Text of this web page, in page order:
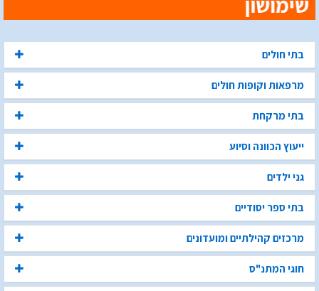
בתי חולים
מרפאות וקופות חולים
בתי מרקחת
ייעוץ הכוונה וסיוע
גני ילדים
בתי ספר יסודיים
מרכזים קהילתיים ומועדונים
חוגי המתנ"ס